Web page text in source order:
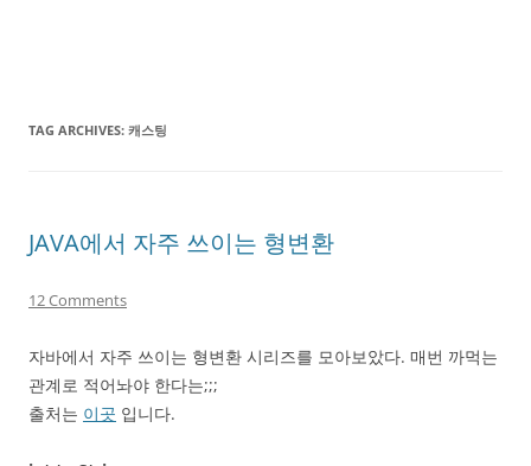
TAG ARCHIVES: 캐스팅
JAVA에서 자주 쓰이는 형변환
12 Comments
자바에서 자주 쓰이는 형변환 시리즈를 모아보았다. 매번 까먹는
관계로 적어놔야 한다는;;;
출처는 이곳 입니다.